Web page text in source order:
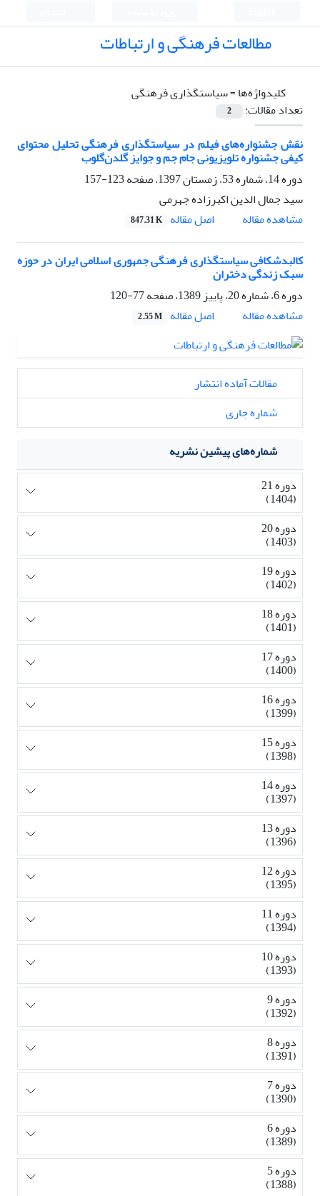
مطالعات فرهنگی و ارتباطات
کلیدواژه‌ها =سیاستگذاری فرهنگی
تعداد مقالات:
2
نقش جشنواره‌های فیلم در سیاستگذاری فرهنگی تحلیل محتوای
کیفی جشنواره‌‌ تلویزیونی جام‌ جم و جوایز گلدن‌گلوب
دوره 14، شماره 53، زمستان 1397، صفحه
123-157
سید جمال الدین اکبرزاده جهرمی
مشاهده مقاله
اصل مقاله 847.31 K
کالبدشکافی سیاستگذاری فرهنگی جمهوری اسلامی ایران در حوزه
سبک زندگی دختران
دوره 6، شماره 20، پاییز 1389، صفحه
77-120
مشاهده مقاله
اصل مقاله 2.55 M
مقالات آماده انتشار
شماره جاری
شماره‌های پیشین نشریه
دوره 21
(1404)
دوره 20
(1403)
دوره 19
(1402)
دوره 18
(1401)
دوره 17
(1400)
دوره 16
(1399)
دوره 15
(1398)
دوره 14
(1397)
دوره 13
(1396)
دوره 12
(1395)
دوره 11
(1394)
دوره 10
(1393)
دوره 9
(1392)
دوره 8
(1391)
دوره 7
(1390)
دوره 6
(1389)
دوره 5
(1388)